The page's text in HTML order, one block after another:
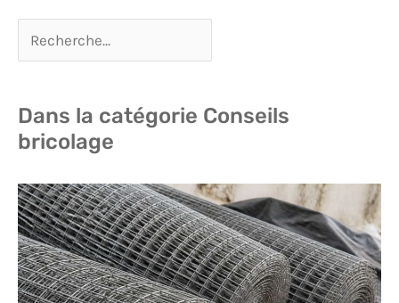
Dans la catégorie Conseils
bricolage